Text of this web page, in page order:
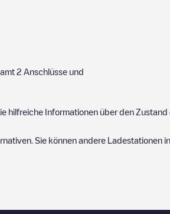
2 Anschlüsse und
hilfreiche Informationen über den
Sie können andere Ladestationen in